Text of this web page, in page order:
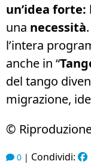
un’idea forte:
una necessità
l’intera
anche in “
del tango
migrazione,
©
0 | Condividi: